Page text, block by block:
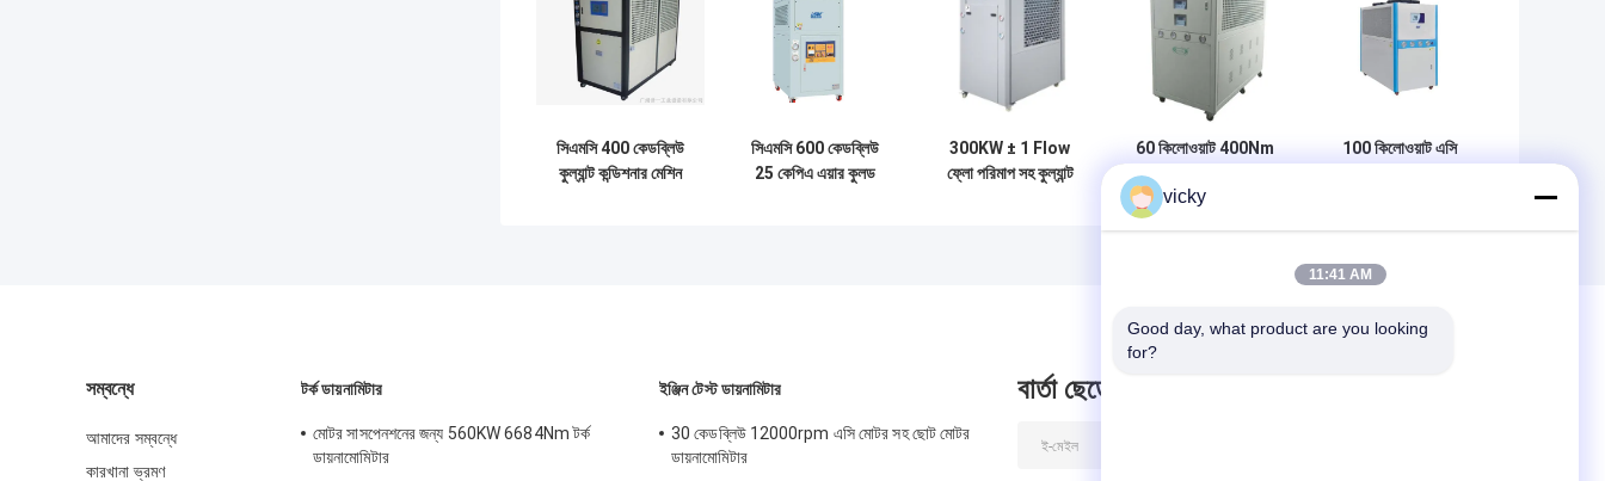
সিএমসি 400 কেডব্লিউ
কুল্যান্ট কন্ডিশনার মেশিন
সিএমসি 600 কেডব্লিউ
25 কেপিএ এয়ার কুলড
300KW ± 1 Flow
ফ্লো পরিমাপ সহ কুল্যান্ট
60 কিলোওয়াট 400Nm
4000rpm কুল্যান্ট
কন্ডিশনার মেশিন
100 কিলোওয়াট এসি
সম্বন্ধে
আমাদের সম্বন্ধে
কারখানা ভ্রমণ
টর্ক ডায়নামিটার
মোটর সাসপেনশনের জন্য 560KW 6684Nm টর্ক
ডায়নামোমিটার
ইঞ্জিন টেস্ট ডায়নামিটার
30 কেডব্লিউ 12000rpm এসি মোটর সহ ছোট মোটর
ডায়নামোমিটার
বার্তা ছেড়ে
vicky
11:41 AM
Good day, what product are you looking
for?